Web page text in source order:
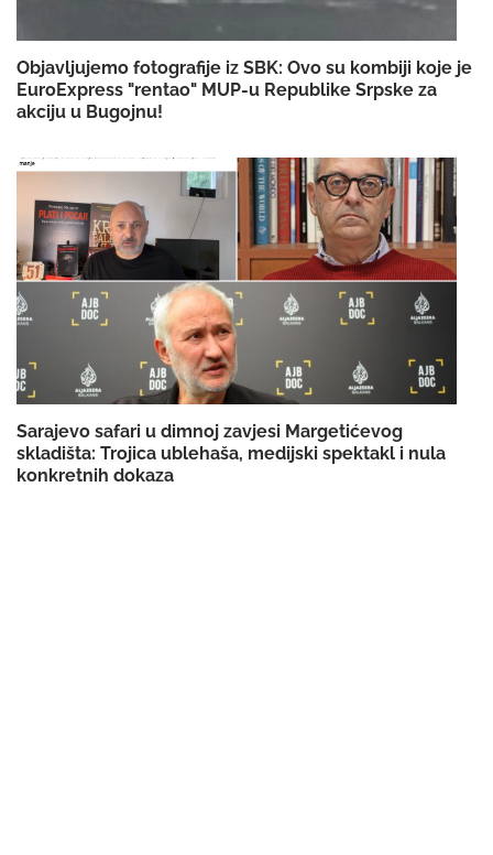
Objavljujemo fotografije iz SBK: Ovo su kombiji koje je
EuroExpress "rentao" MUP-u Republike Srpske za
akciju u Bugojnu!
Sarajevo safari u dimnoj zavjesi Margetićevog
skladišta: Trojica ublehaša, medijski spektakl i nula
konkretnih dokaza